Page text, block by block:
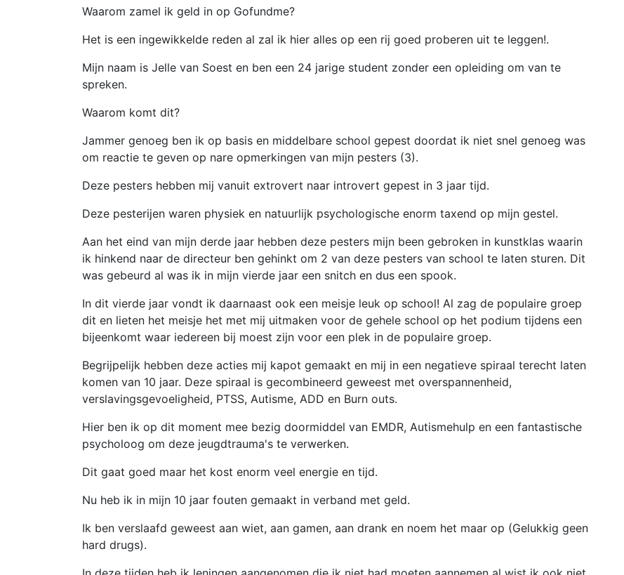
Waarom zamel ik geld in op Gofundme?
Het is een ingewikkelde reden al zal ik hier alles op een rij goed proberen uit te leggen!.
Mijn naam is Jelle van Soest en ben een 24 jarige student zonder een opleiding om van te
spreken.
Waarom komt dit?
Jammer genoeg ben ik op basis en middelbare school gepest doordat ik niet snel genoeg was
om reactie te geven op nare opmerkingen van mijn pesters (3).
Deze pesters hebben mij vanuit extrovert naar introvert gepest in 3 jaar tijd.
Deze pesterijen waren physiek en natuurlijk psychologische enorm taxend op mijn gestel.
Aan het eind van mijn derde jaar hebben deze pesters mijn been gebroken in kunstklas waarin
ik hinkend naar de directeur ben gehinkt om 2 van deze pesters van school te laten sturen. Dit
was gebeurd al was ik in mijn vierde jaar een snitch en dus een spook.
In dit vierde jaar vondt ik daarnaast ook een meisje leuk op school! Al zag de populaire groep
dit en lieten het meisje het met mij uitmaken voor de gehele school op het podium tijdens een
bijeenkomt waar iedereen bij moest zijn voor een plek in de populaire groep.
Begrijpelijk hebben deze acties mij kapot gemaakt en mij in een negatieve spiraal terecht laten
komen van 10 jaar. Deze spiraal is gecombineerd geweest met overspannenheid,
verslavingsgevoeligheid, PTSS, Autisme, ADD en Burn outs.
Hier ben ik op dit moment mee bezig doormiddel van EMDR, Autismehulp en een fantastische
psycholoog om deze jeugdtrauma's te verwerken.
Dit gaat goed maar het kost enorm veel energie en tijd.
Nu heb ik in mijn 10 jaar fouten gemaakt in verband met geld.
Ik ben verslaafd geweest aan wiet, aan gamen, aan drank en noem het maar op (Gelukkig geen
hard drugs).